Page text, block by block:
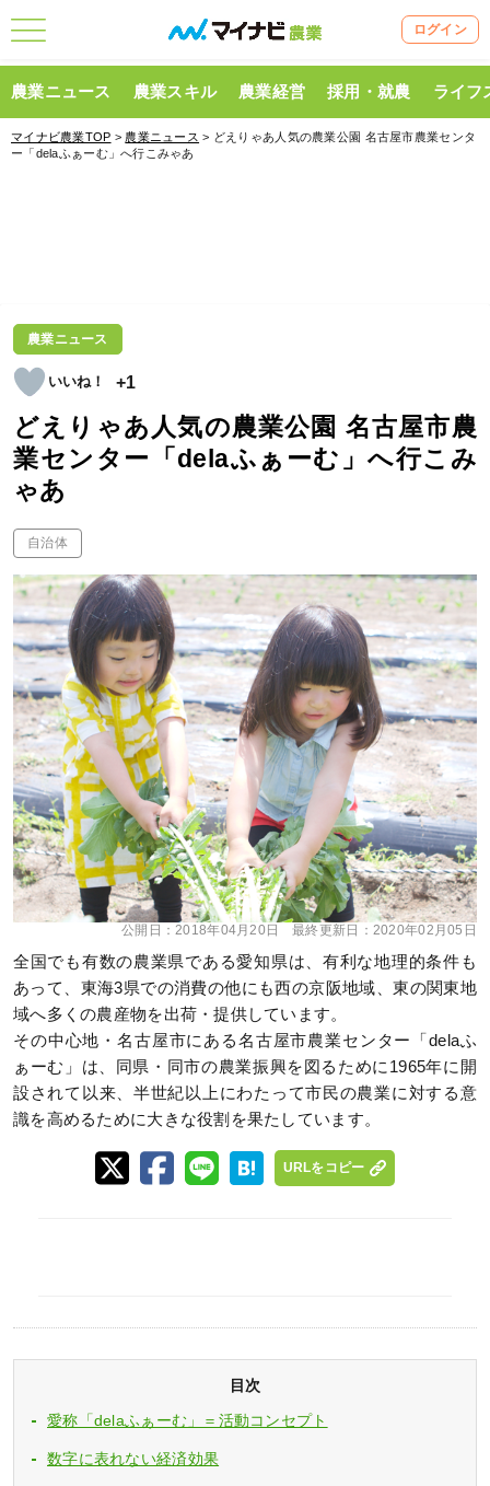
ログイン
農業ニュース 農業スキル 農業経営 採用・就農 ライフ
マイナビ農業TOP > 農業ニュース > どえりゃあ人気の農業公園 名古屋市農業センタ
ー「delaふぁーむ」へ行こみゃあ
農業ニュース
+1
どえりゃあ人気の農業公園 名古屋市農
業センター「delaふぁーむ」へ行こみ
ゃあ
自治体
公開日：2018年04月20日 最終更新日： 2020年02月05日
全国でも有数の農業県である愛知県は、有利な地理的条件も
あって、東海3県での消費の他にも西の京阪地域、東の関東地
域へ多くの農産物を出荷・提供しています。
その中心地・名古屋市にある名古屋市農業センター「delaふ
ぁーむ」は、同県・同市の農業振興を図るために1965年に開
設されて以来、半世紀以上にわたって市民の農業に対する意
識を高めるために大きな役割を果たしています。
URLをコピー
目次
愛称「delaふぁーむ」＝活動コンセプト
数字に表れない経済効果